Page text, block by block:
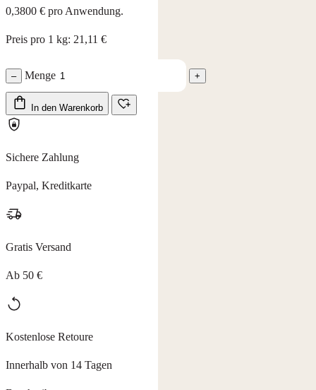
0,3800 € pro Anwendung.
Preis pro 1 kg: 21,11 €
– Menge +
In den Warenkorb
Sichere Zahlung
Paypal, Kreditkarte
Gratis Versand
Ab 50 €
Kostenlose Retoure
Innerhalb von 14 Tagen